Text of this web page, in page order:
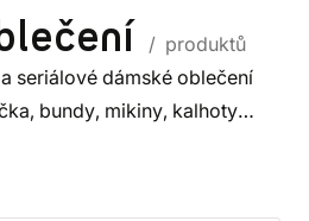
/ produktů
seriálové dámské oblečení
bundy, mikiny, kalhoty